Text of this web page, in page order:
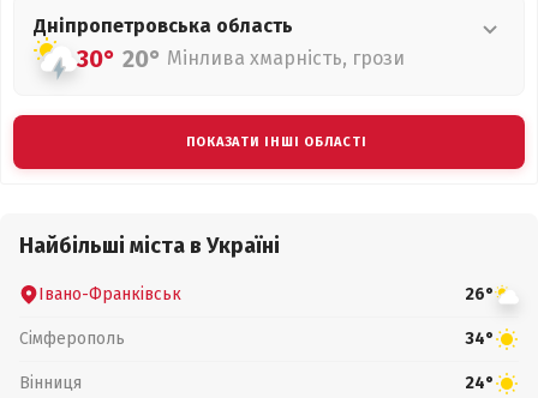
Дніпропетровська область
30° 20° Мінлива хмарність, грози
ПОКАЗАТИ ІНШІ ОБЛАСТІ
Найбільші міста в Україні
Івано-Франківськ 26°
Сімферополь 34°
Вінниця 24°